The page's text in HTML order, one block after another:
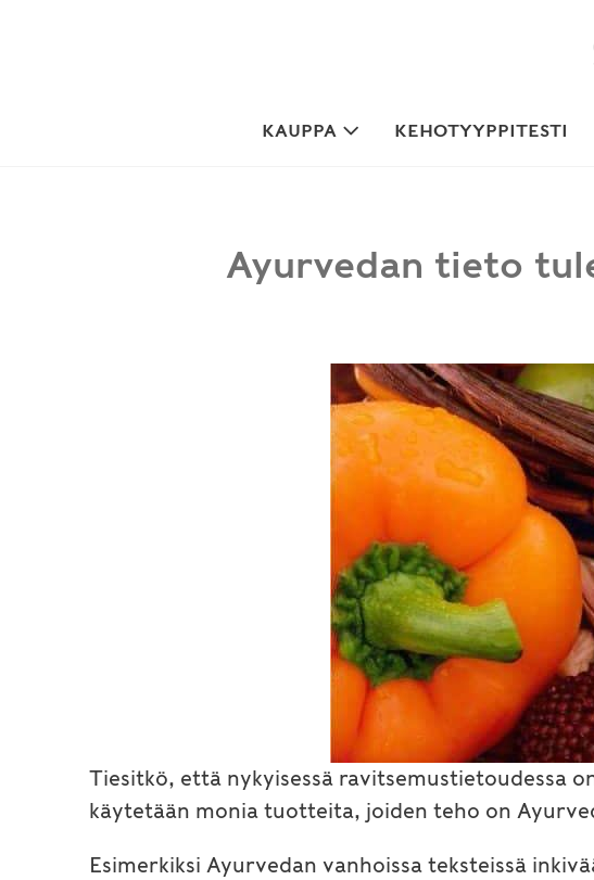
KAUPPA KEHOTYYPPITESTI
Ayurvedan tieto
Tiesitkö, että nykyisessä ravitsemustietoudessa
käytetään monia tuotteita, joiden teho on
Esimerkiksi Ayurvedan vanhoissa teksteissä